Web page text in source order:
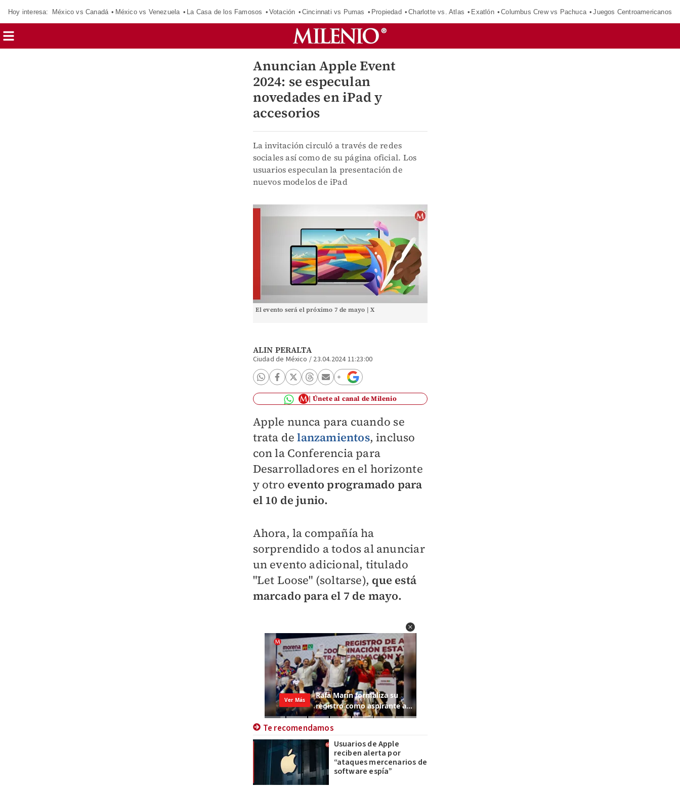
Hoy interesa: México vs Canadá México vs Venezuela La Casa de los Famosos Votación Cincinnati vs Pumas Propiedad Charlotte vs. Atlas Exatlón Columbus Crew vs Pachuca Juegos Centroamericanos
Anuncian Apple Event
2024: se especulan
novedades en iPad y
accesorios
La invitación circuló a través de redes
sociales así como de su página oficial. Los
usuarios especulan la presentación de
nuevos modelos de iPad
El evento será el próximo 7 de mayo | X
ALIN PERALTA
Ciudad de México / 23.04.2024 11:23:00
Únete al canal de Milenio
Apple nunca para cuando se
trata delanzamientos, incluso
con la Conferencia para
Desarrolladores en el horizonte
y otro evento programado para
el 10 de junio.
Ahora, la compañía ha
sorprendido a todos al anunciar
un evento adicional, titulado
"Let Loose" (soltarse), que está
marcado para el 7 de mayo.
Te recomendamos
Usuarios de Apple
reciben alerta por
“ataques mercenarios de
software espía”